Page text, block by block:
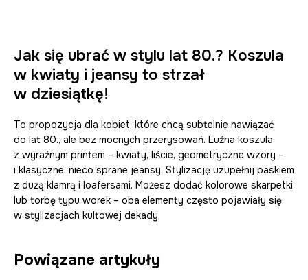
Jak się ubrać w stylu lat 80.? Koszula
w kwiaty i jeansy to strzał
w dziesiątkę!
To propozycja dla kobiet, które chcą subtelnie nawiązać
do lat 80., ale bez mocnych przerysowań. Luźna koszula
z wyraźnym printem – kwiaty, liście, geometryczne wzory –
i klasyczne, nieco sprane jeansy. Stylizację uzupełnij paskiem
z dużą klamrą i loafersami. Możesz dodać kolorowe skarpetki
lub torbę typu worek – oba elementy często pojawiały się
w stylizacjach kultowej dekady.
Powiązane artykuły